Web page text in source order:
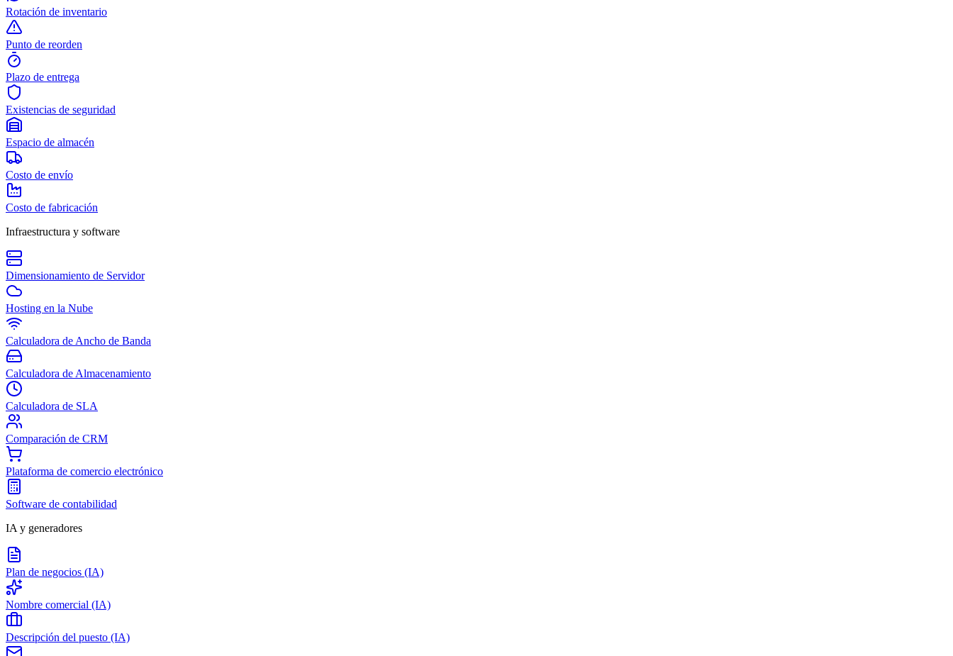
Rotación de inventario
Punto de reorden
Plazo de entrega
Existencias de seguridad
Espacio de almacén
Costo de envío
Costo de fabricación
Infraestructura y software
Dimensionamiento de Servidor
Hosting en la Nube
Calculadora de Ancho de Banda
Calculadora de Almacenamiento
Calculadora de SLA
Comparación de CRM
Plataforma de comercio electrónico
Software de contabilidad
IA y generadores
Plan de negocios (IA)
Nombre comercial (IA)
Descripción del puesto (IA)